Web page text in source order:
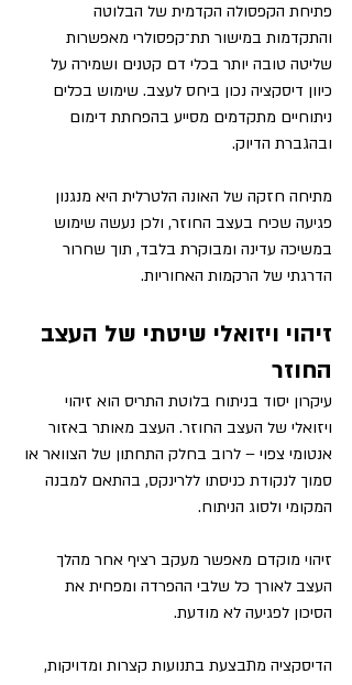
פתיחת הקפסולה הקדמית של הבלוטה
והתקדמות במישור תת־קפסולרי מאפשרות
שליטה טובה יותר בכלי דם קטנים ושמירה על
כיוון דיסקציה נכון ביחס לעצב. שימוש בכלים
ניתוחיים מתקדמים מסייע בהפחתת דימום
ובהגברת הדיוק.
מתיחה חזקה של האונה הלטרלית היא מנגנון
פגיעה שכיח בעצב החוזר, ולכן נעשה שימוש
במשיכה עדינה ומבוקרת בלבד, תוך שחרור
הדרגתי של הרקמות האחוריות.
זיהוי ויזואלי שיטתי של העצב
החוזר
עיקרון יסוד בניתוח בלוטת התריס הוא זיהוי
ויזואלי של העצב החוזר. העצב מאותר באזור
אנטומי צפוי – לרוב בחלק התחתון של הצוואר או
סמוך לנקודת כניסתו ללרינקס, בהתאם למבנה
המקומי ולסוג הניתוח.
זיהוי מוקדם מאפשר מעקב רציף אחר מהלך
העצב לאורך כל שלבי ההפרדה ומפחית את
הסיכון לפגיעה לא מודעת.
הדיסקציה מתבצעת בתנועות קצרות ומדויקות,